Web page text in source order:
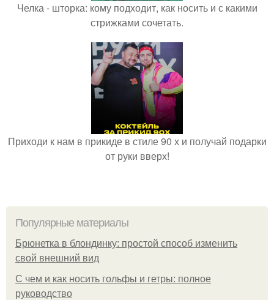
Челка - шторка: кому подходит, как носить и с какими
стрижками сочетать.
Приходи к нам в прикиде в стиле 90 х и получай подарки
от руки вверх!
Популярные материалы
Брюнетка в блондинку: простой способ изменить
свой внешний вид
С чем и как носить гольфы и гетры: полное
руководство